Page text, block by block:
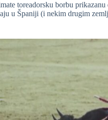
toreadorsku borbu
u Španiji (i nekim drugim